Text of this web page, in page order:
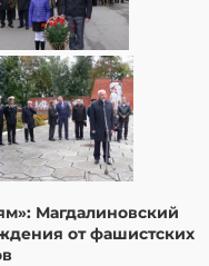
Магдалиновский
от фашистских